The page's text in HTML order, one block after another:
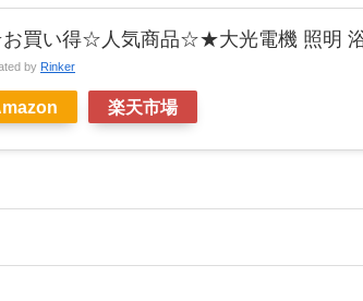
買い得☆人気商品☆★大光電機 照明 浴
by Rinker
楽天市場